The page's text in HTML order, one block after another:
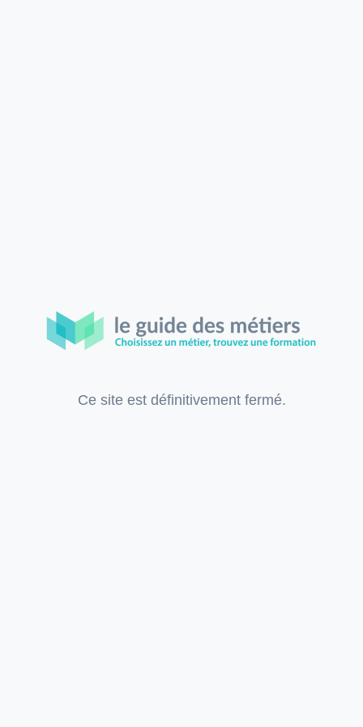
Ce site est définitivement fermé.